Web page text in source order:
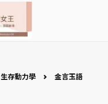
生存動力學
金言玉語